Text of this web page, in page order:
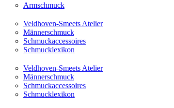
Armschmuck
Veldhoven-Smeets Atelier
Männerschmuck
Schmuckaccessoires
Schmucklexikon
Veldhoven-Smeets Atelier
Männerschmuck
Schmuckaccessoires
Schmucklexikon